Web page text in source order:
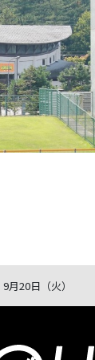
9月20日（火）